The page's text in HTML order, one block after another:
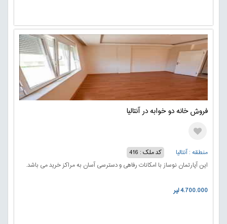
فروش خانه دو خوابه در آنتالیا
منطقه : آنتالیا
کد ملک : 416
این آپارتمان نوساز با امکانات رفاهی و دسترسی آسان به مراکز خرید می باشد.
4.700.000 لیر